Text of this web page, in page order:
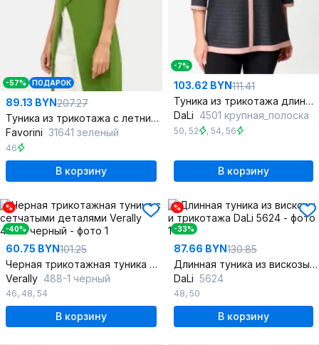
-57% ПОДАРОК
89.13 BYN207.27
Туника из трикотажа с летним стилем и свободным кроем
Favorini 31641 зеленый
46
В корзину
-7%
103.62 BYN111.41
Туника из трикотажа длиной 70 см в сером цвете
DaLi 4501 крупная_полоска
50, 52 , 54, 56
В корзину
%
-40%
60.75 BYN101.25
Черная трикотажная туника с сетчатыми деталями
Verally 488-1 черный
46, 48, 54
В корзину
%
-33%
87.66 BYN130.85
Длинная туника из вискозы и трикотажа
DaLi 5624
48, 50
В корзину